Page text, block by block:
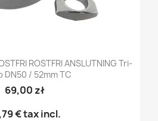
ROSTFRI ANSLUTNING Tri-
DN50 / 52mm TC
69,00 zł
€tax incl.